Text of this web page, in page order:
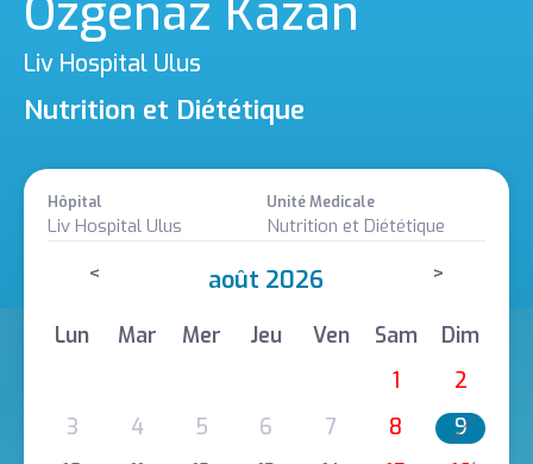
Özgenaz Kazan
Liv Hospital Ulus
Nutrition et Diététique
Hôpital
Liv Hospital Ulus
Unité Medicale
Nutrition et Diététique
< août 2026 >
Lun Mar Mer Jeu Ven Sam
Dim
1
2
3
4 5 6 7 8
9